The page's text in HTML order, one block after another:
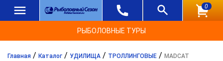
0
РЫБОЛОВНЫЕ ТУРЫ
Главная / Каталог / УДИЛИЩА / ТРОЛЛИНГОВЫЕ / MADCAT